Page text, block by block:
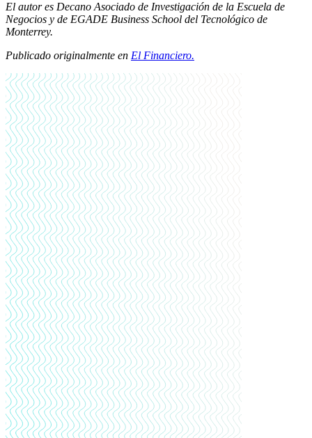
El autor es Decano Asociado de Investigación de la Escuela de
Negocios y de EGADE Business School del Tecnológico de
Monterrey.
Publicado originalmente en El Financiero.